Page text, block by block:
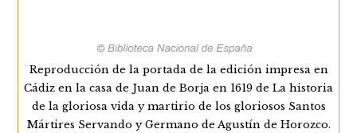
Reproducción de la portada de la edición impresa en
Cádiz en la casa de Juan de Borja en 1619 de La historia
de la gloriosa vida y martirio de los gloriosos Santos
Mártires Servando y Germano de Agustín de Horozco.